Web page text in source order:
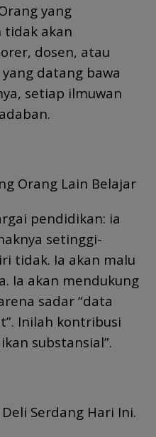
yang
tidak akan
dosen, atau
datang bawa
setiap ilmuwan
Orang Lain Belajar
pendidikan: ia
setinggi-
tidak. Ia akan malu
Ia akan mendukung
sadar “data
Inilah kontribusi
substansial”.
Serdang Hari Ini.